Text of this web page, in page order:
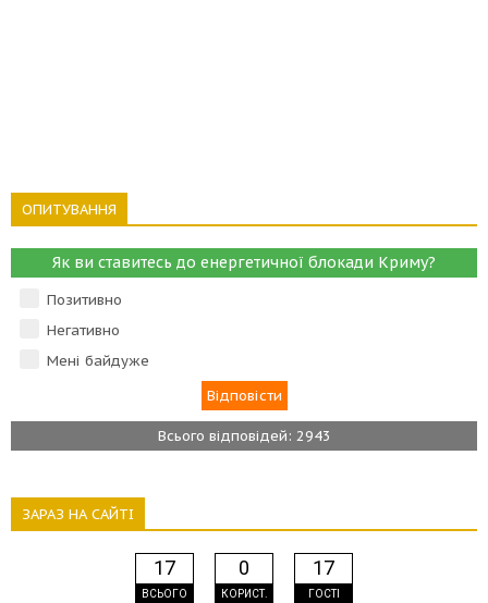
ОПИТУВАННЯ
Як ви ставитесь до енергетичної блокади Криму?
Позитивно
Негативно
Мені байдуже
Всього відповідей: 2943
ЗАРАЗ НА САЙТІ
17
ВСЬОГО
0
КОРИСТ.
17
ГОСТІ